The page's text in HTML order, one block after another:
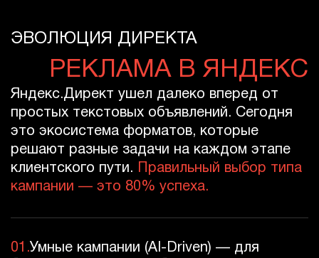
ЭВОЛЮЦИЯ ДИРЕКТА
РЕКЛАМА В ЯНДЕКС
Яндекс.Директ ушел далеко вперед от
простых текстовых объявлений. Сегодня
это экосистема форматов, которые
решают разные задачи на каждом этапе
клиентского пути.
Правильный выбор типа
кампании — это 80% успеха.
01.Умные кампании (AI-Driven) — для